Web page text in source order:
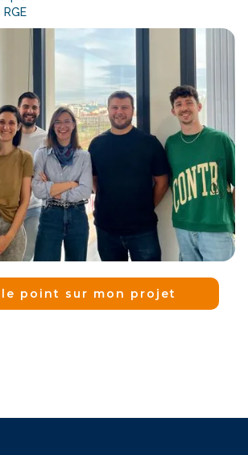
le point sur mon projet